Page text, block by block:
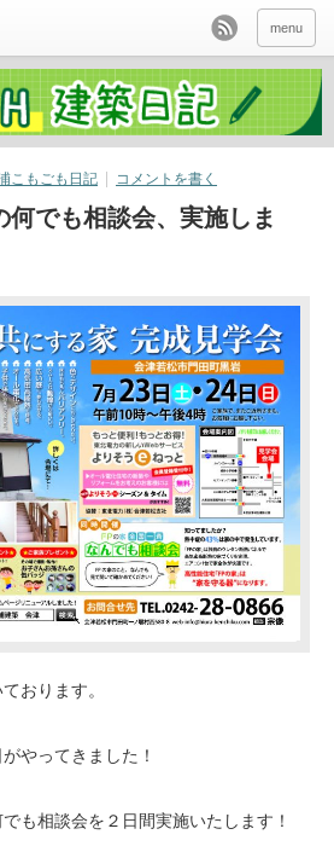
menu
こもごも日記 コメントを書く
何でも相談会、実施しま
おります。
やってきました！
も相談会を２日間実施いたします！